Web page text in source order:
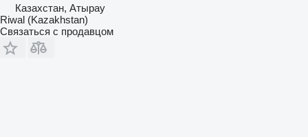
Казахстан, Атырау
Riwal (Kazakhstan)
Связаться с продавцом